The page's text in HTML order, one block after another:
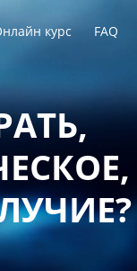
курс FAQ